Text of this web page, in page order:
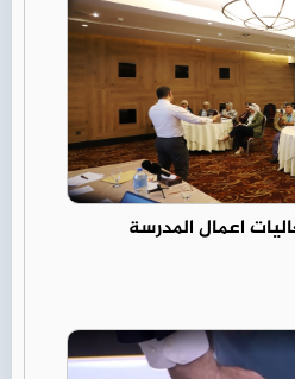
اعمال المدرسة